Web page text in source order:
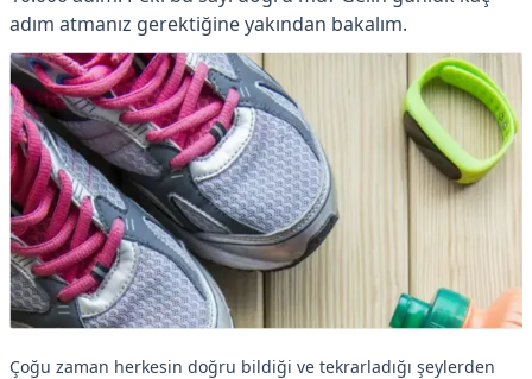
adım atmanız gerektiğine yakından bakalım.
Çoğu zaman herkesin doğru bildiği ve tekrarladığı şeylerden